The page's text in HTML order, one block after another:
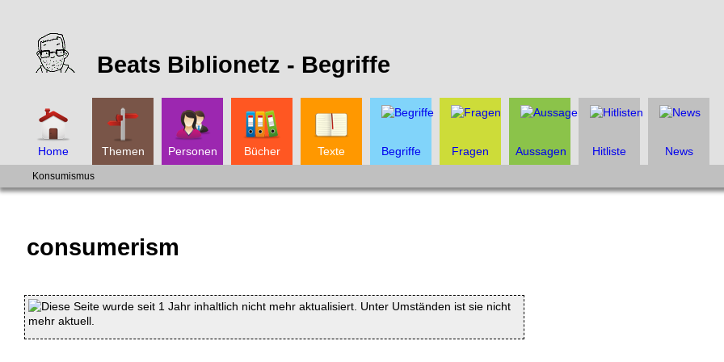
Beats Biblionetz - Begriffe
Home Themen Personen Bücher Texte Begriffe Fragen Aussagen Hitliste News
Konsumismus
consumerism
Diese Seite wurde seit 1 Jahr inhaltlich nicht mehr aktualisiert. Unter Umständen ist sie nicht
mehr aktuell.